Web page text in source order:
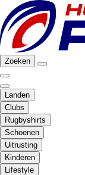
Zoeken
Landen
Clubs
Rugbyshirts
Schoenen
Uitrusting
Kinderen
Lifestyle